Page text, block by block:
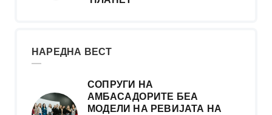
НАРЕДНА ВЕСТ
СОПРУГИ НА
АМБАСАДОРИТЕ БЕА
МОДЕЛИ НА РЕВИЈАТА НА